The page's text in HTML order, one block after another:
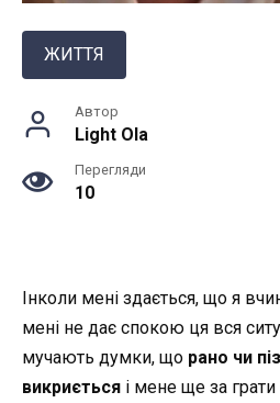
ЖИТТЯ
Автор
Light Ola
Перегляди
10
Інколи мені здається, що я
мені не дає спокою ця вся
мучають думки, що рано чи
викриється і мене ще за